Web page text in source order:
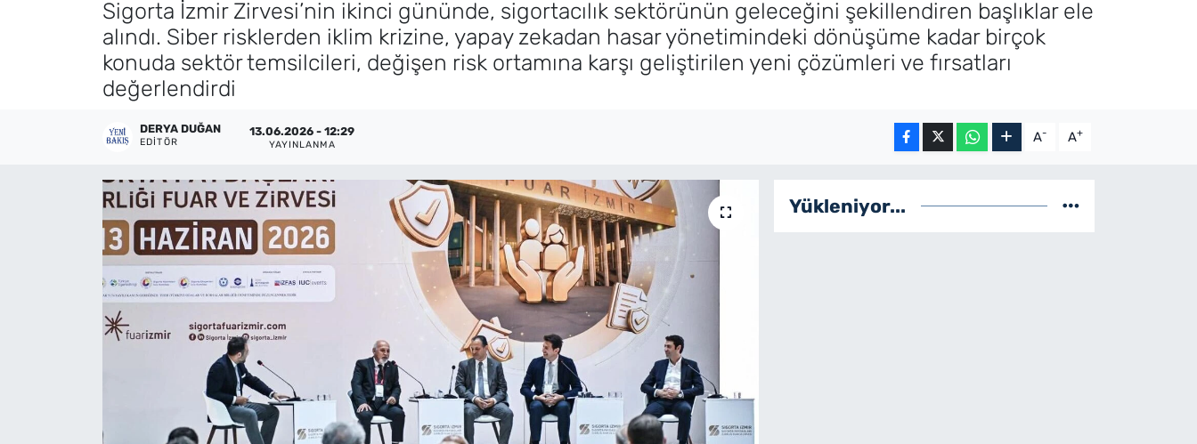
Sigorta İzmir Zirvesi’nin ikinci gününde, sigortacılık sektörünün geleceğini şekillendiren başlıklar ele
alındı. Siber risklerden iklim krizine, yapay zekadan hasar yönetimindeki dönüşüme kadar birçok
konuda sektör temsilcileri, değişen risk ortamına karşı geliştirilen yeni çözümleri ve fırsatları
değerlendirdi
DERYA DUĞAN
EDITÖR
13.06.2026 - 12:29
YAYINLANMA A- A+
Yükleniyor...